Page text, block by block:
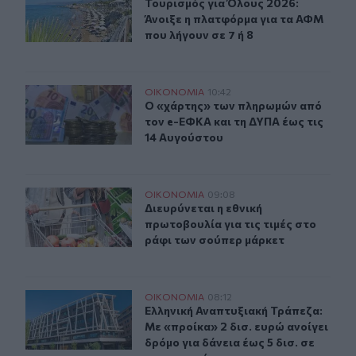
Τουρισμός για Όλους 2026:
Τουρισμός για Όλους 2026:
Άνοιξε η πλατφόρμα για τα ΑΦΜ
που λήγουν σε 7 ή 8
Ο «χάρτης» των πληρωμών από τον e-ΕΦΚΑ και τη
ΟΙΚΟΝΟΜΙΑ 10:42
Ο «χάρτης» των πληρωμών από
Ο «χάρτης» των πληρωμών από
τον e-ΕΦΚΑ και τη ΔΥΠΑ έως τις
14 Αυγούστου
Διευρύνεται η εθνική πρωτοβουλία για τις τιμές στο
ΟΙΚΟΝΟΜΙΑ 09:08
Διευρύνεται η εθνική
Διευρύνεται η εθνική
πρωτοβουλία για τις τιμές στο
ράφι των σούπερ μάρκετ
Ελληνική Αναπτυξιακή Τράπεζα: Με «προίκα» 2 δισ.
ΟΙΚΟΝΟΜΙΑ 08:12
Ελληνική Αναπτυξιακή Τράπεζα:
Ελληνική Αναπτυξιακή Τράπεζα:
Με «προίκα» 2 δισ. ευρώ ανοίγει
δρόμο για δάνεια έως 5 δισ. σε